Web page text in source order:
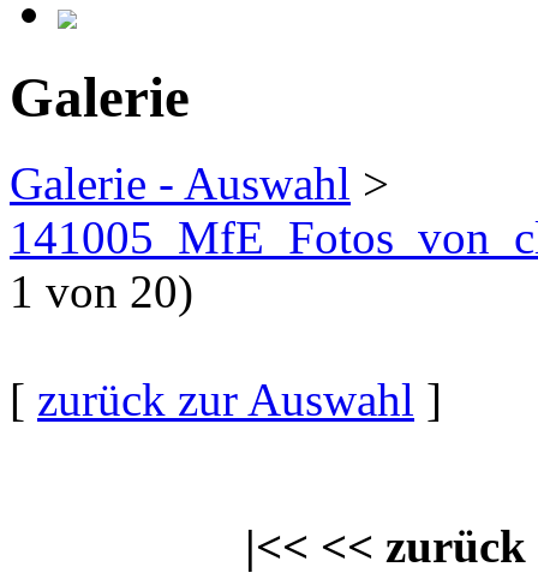
Galerie
Galerie - Auswahl >
1 von 20)
[ zurück zur Auswahl ]
|<< << zurück